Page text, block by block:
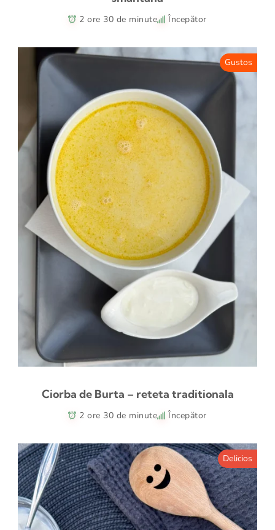
2 ore 30 de minute Începător
Gustos
Ciorba de Burta – reteta traditionala
2 ore 30 de minute Începător
Delicios